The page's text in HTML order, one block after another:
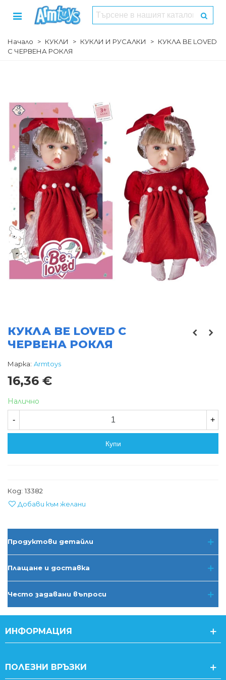
Начало > КУКЛИ > КУКЛИ И РУСАЛКИ > КУКЛА BE LOVED
С ЧЕРВЕНА РОКЛЯ
КУКЛА BE LOVED С
ЧЕРВЕНА РОКЛЯ
Марка: Armtoys
16,36 €
Налично
- +
Купи
Код: 13382
Добави към желани
Продуктови детайли
Плащане и доставка
Често задавани въпроси
ИНФОРМАЦИЯ
ПОЛЕЗНИ ВРЪЗКИ